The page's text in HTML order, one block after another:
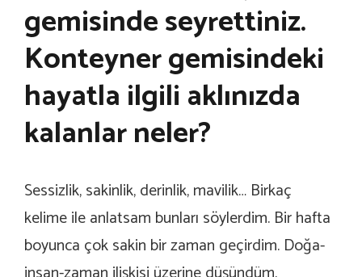
gemisinde seyrettiniz.
Konteyner gemisindeki
hayatla ilgili aklınızda
kalanlar neler?
Sessizlik, sakinlik, derinlik, mavilik… Birkaç
kelime ile anlatsam bunları söylerdim. Bir hafta
boyunca çok sakin bir zaman geçirdim. Doğa-